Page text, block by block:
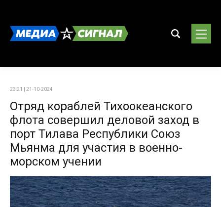
23:21 | 21-10-2024
Отряд кораблей Тихоокеанского
флота совершил деловой заход в
порт Тилава Республики Союз
Мьянма для участия в военно-
морском учении